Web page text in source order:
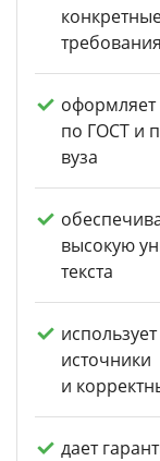
требования
по ГОСТ и
вуза
высокую
текста
источники
и
дает